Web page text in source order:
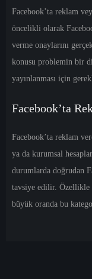
Facebook’ta reklam
öncelikli olarak
verme onaylarını
konusu problemin bir
yayınlanması için
Facebook’ta
Facebook’ta reklam
ya da kurumsal
durumlarda doğrudan
tavsiye edilir. Özellikle
büyük oranda bu